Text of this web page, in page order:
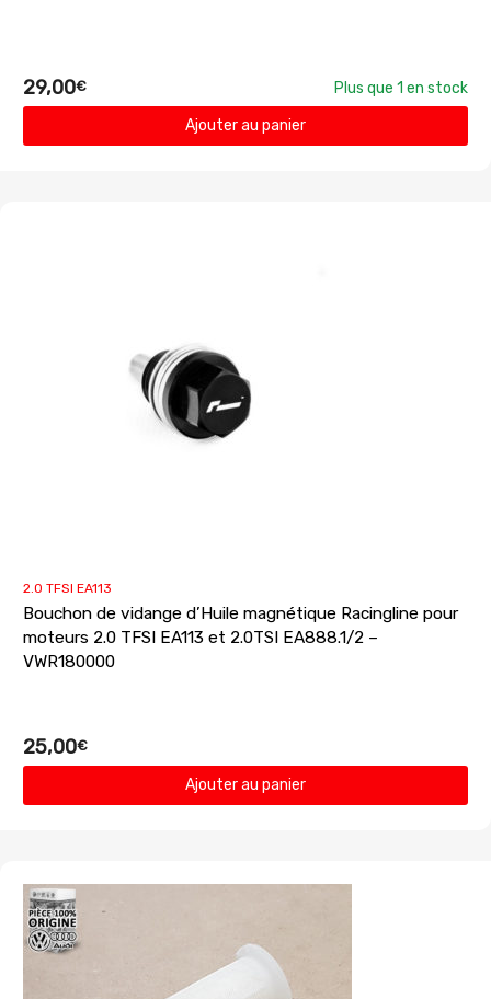
29,00€
Plus que 1 en stock
Ajouter au panier
2.0 TFSI EA113
Bouchon de vidange d’Huile magnétique Racingline pour
moteurs 2.0 TFSI EA113 et 2.0TSI EA888.1/2 –
VWR180000
25,00€
Ajouter au panier